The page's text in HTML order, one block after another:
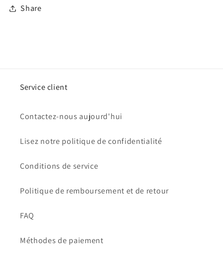
Share
Service client
Contactez-nous aujourd'hui
Lisez notre politique de confidentialité
Conditions de service
Politique de remboursement et de retour
FAQ
Méthodes de paiement